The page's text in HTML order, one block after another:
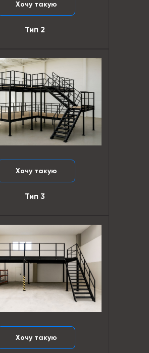
Хочу такую
Хочу такую
Тип 3
Хочу такую
Тип 2